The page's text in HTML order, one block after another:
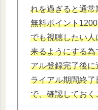
れを過ぎると通
無料ポイント
でも視聴したい
来るようにする
アル登録完了後
ライアル期間終
で、確認してお